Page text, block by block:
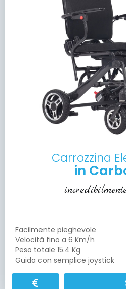
Carrozzina
in
Facilmente pieghevole
Velocità fino a 6 Km/h
Peso totale 15.4 Kg
Guida con semplice joystick